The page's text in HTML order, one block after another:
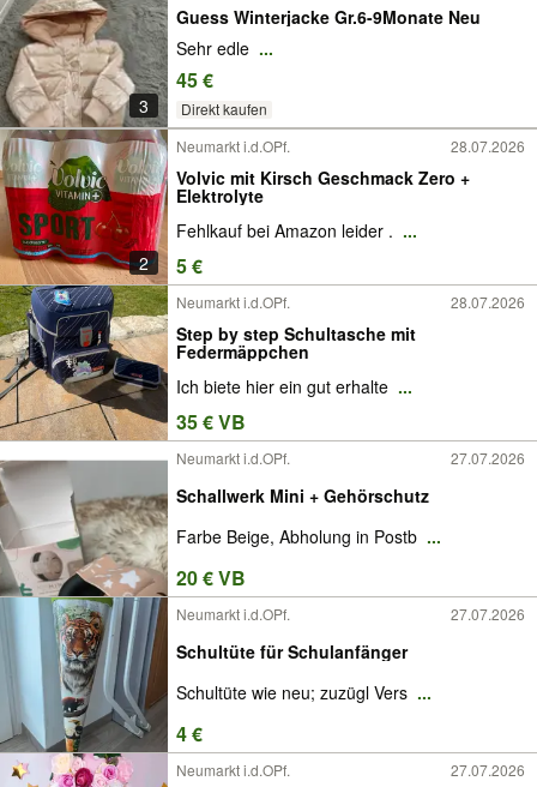
3
Guess Winterjacke Gr.6-9Monate Neu
Sehr edle ...
45 €
Direkt kaufen
2
Neumarkt i.d.OPf. 28.07.2026
Volvic mit Kirsch Geschmack Zero +
Elektrolyte
Fehlkauf bei Amazon leider . ...
5 €
Neumarkt i.d.OPf. 28.07.2026
Step by step Schultasche mit
Federmäppchen
Ich biete hier ein gut erhalte ...
35 € VB
Neumarkt i.d.OPf. 27.07.2026
Schallwerk Mini + Gehörschutz
Farbe Beige, Abholung in Postb ...
20 € VB
Neumarkt i.d.OPf. 27.07.2026
Schultüte für Schulanfänger
Schultüte wie neu; zuzügl Vers ...
4 €
Neumarkt i.d.OPf. 27.07.2026